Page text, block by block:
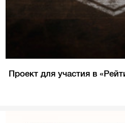
Проект для участия в